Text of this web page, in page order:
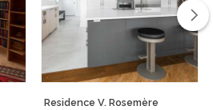
Residence V. Rosemère